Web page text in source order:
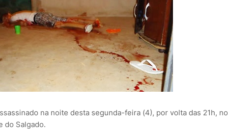
na noite desta segunda-feira (4), por volta das 21h, no
do Salgado.